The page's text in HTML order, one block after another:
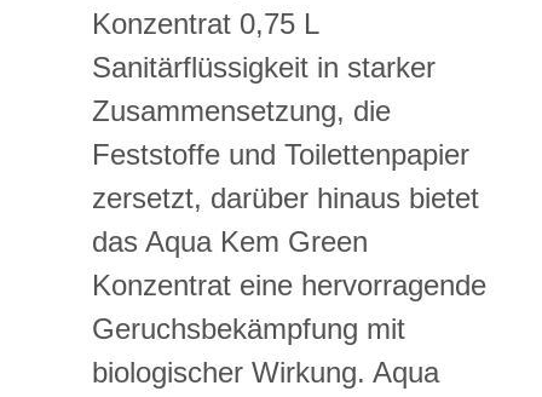
Konzentrat 0,75 L
Sanitärflüssigkeit in starker
Zusammensetzung, die
Feststoffe und Toilettenpapier
zersetzt, darüber hinaus bietet
das Aqua Kem Green
Konzentrat eine hervorragende
Geruchsbekämpfung mit
biologischer Wirkung. Aqua